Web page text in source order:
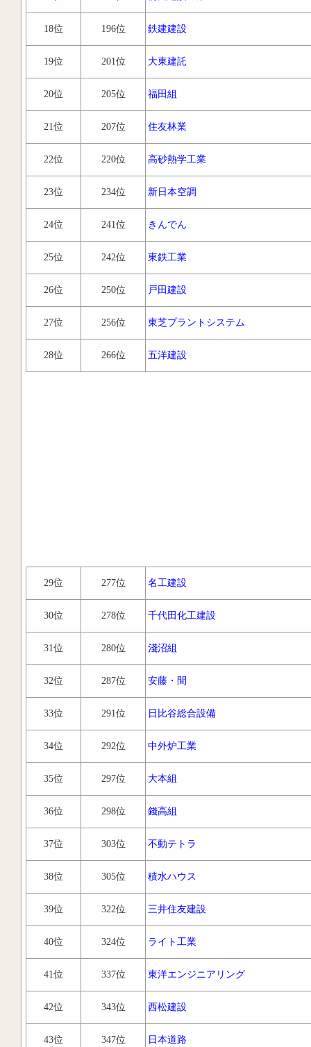
18位 196位 鉄建建設
19位 201位 大東建託
20位 205位 福田組
21位 207位 住友林業
22位 220位 高砂熱学工業
23位 234位 新日本空調
24位 241位 きんでん
25位 242位 東鉄工業
26位 250位 戸田建設
27位 256位 東芝プラントシステム
28位 266位 五洋建設
29位 277位 名工建設
30位 278位 千代田化工建設
31位 280位 淺沼組
32位 287位 安藤・間
33位 291位 日比谷総合設備
34位 292位 中外炉工業
35位 297位 大本組
36位 298位 錢高組
37位 303位 不動テトラ
38位 305位 積水ハウス
39位 322位 三井住友建設
40位 324位 ライト工業
41位 337位 東洋エンジニアリング
42位 343位 西松建設
43位 347位 日本道路